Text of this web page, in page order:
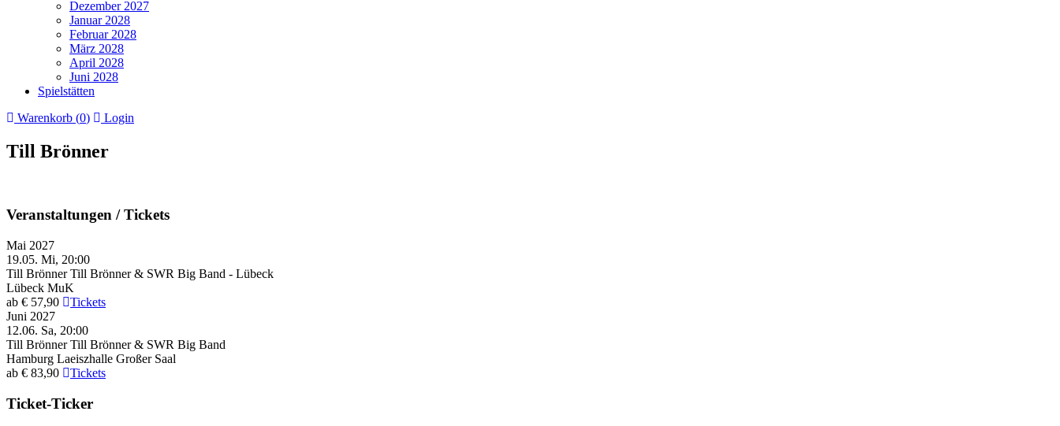
Dezember 2027
Januar 2028
Februar 2028
März 2028
April 2028
Juni 2028
Spielstätten
Warenkorb (0) Login
Till Brönner
Veranstaltungen / Tickets
Mai 2027
19.05. Mi, 20:00
Till Brönner Till Brönner & SWR Big Band - Lübeck
Lübeck MuK
ab € 57,90
Tickets
Juni 2027
12.06. Sa, 20:00
Till Brönner Till Brönner & SWR Big Band
Hamburg Laeiszhalle Großer Saal
ab € 83,90
Tickets
Ticket-Ticker